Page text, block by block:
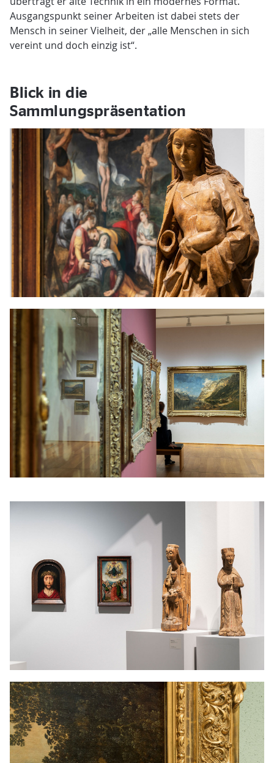
Ausgangspunkt seiner Arbeiten ist dabei stets der
Mensch in seiner Vielheit, der „alle Menschen in sich
vereint und doch einzig ist“.
Blick in die
Sammlungspräsentation